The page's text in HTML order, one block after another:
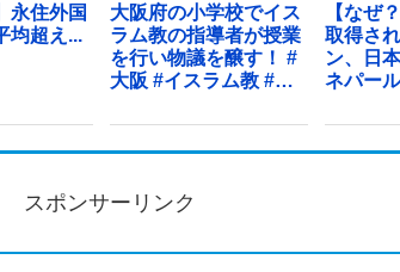
永住外国
均超え...
大阪府の小学校でイス
ラム教の指導者が授業
を行い物議を醸す！ #
大阪 #イスラム教 #モ
【なぜ
取得さ
ン、日
ネパー
スポンサーリンク